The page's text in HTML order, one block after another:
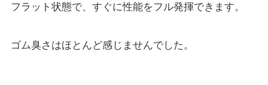
フラット状態で、すぐに性能をフル発揮できます。
ゴム臭さはほとんど感じませんでした。